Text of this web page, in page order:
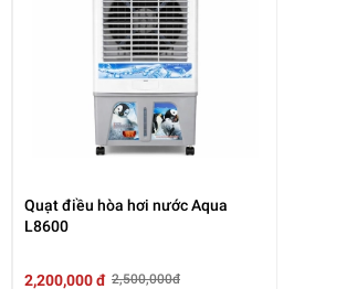
Quạt điều hòa hơi nước Aqua
L8600
2,200,000 đ 2,500,000đ